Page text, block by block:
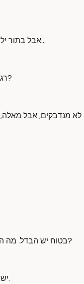
אבל בתור ילד, דווקא בגלל שבתי ממשפחה מאוד מוגנת...
רגע, אתה ממש ככה מהאבות הנדבקים, כאילו?
לא מנדבקים, אבל
בטוח יש הבדל. מה ההבדל בין כתיבה למבוגרים לכתיבה לילדים?
יש הבדל, אבל מבחינתי הוא הבדל כמעט טכני.